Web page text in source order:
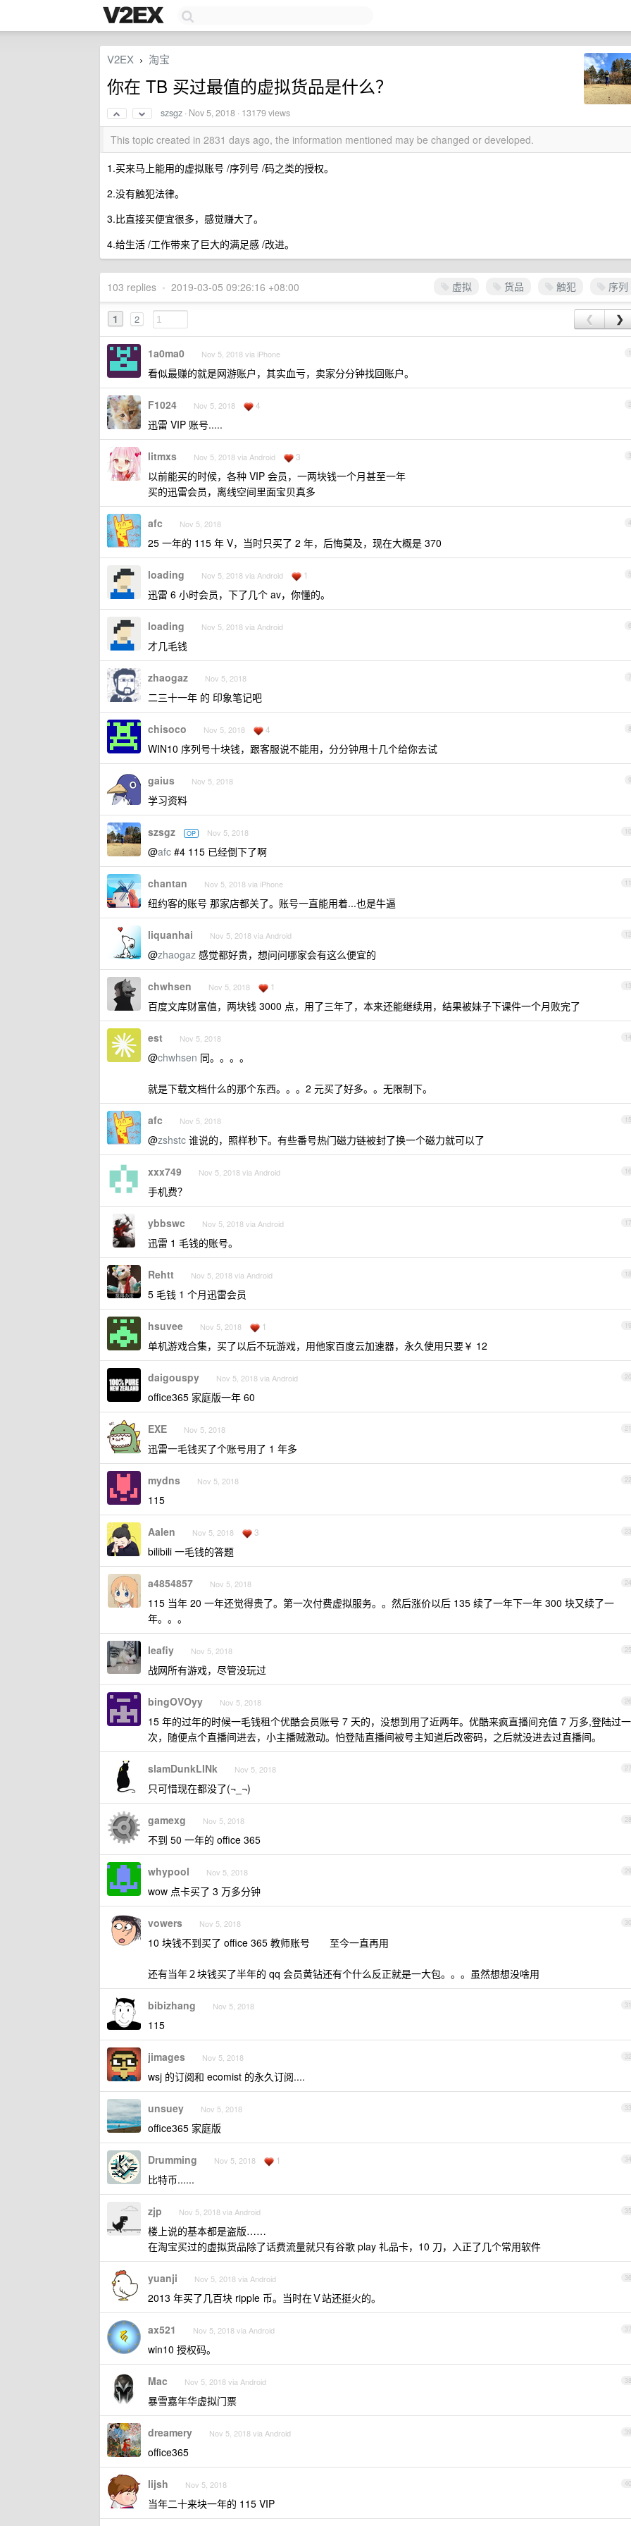
V2EX › 淘宝
你在 TB 买过最值的虚拟货品是什么？
szsgz · Nov 5, 2018 · 13179 views
This topic created in 2831 days ago, the information mentioned may be changed or developed.
1.买来马上能用的虚拟账号 /序列号 /码之类的授权。
2.没有触犯法律。
3.比直接买便宜很多，感觉赚大了。
4.给生活 /工作带来了巨大的满足感 /改进。
虚拟 货品 触犯 序列
103 replies • 2019-03-05 09:26:16 +08:00
1 2 ❮ ❯
1
1a0ma0 Nov 5, 2018 via iPhone
看似最赚的就是网游账户，其实血亏，卖家分分钟找回账户。
2
F1024 Nov 5, 2018 4
迅雷 VIP 账号.....
3
litmxs Nov 5, 2018 via Android 3
以前能买的时候，各种 VIP 会员，一两块钱一个月甚至一年
买的迅雷会员，离线空间里面宝贝真多
4
afc Nov 5, 2018
25 一年的 115 年 V，当时只买了 2 年，后悔莫及，现在大概是 370
5
loading Nov 5, 2018 via Android 1
迅雷 6 小时会员，下了几个 av，你懂的。
6
loading Nov 5, 2018 via Android
才几毛钱
7
zhaogaz Nov 5, 2018
二三十一年 的 印象笔记吧
8
chisoco Nov 5, 2018 4
WIN10 序列号十块钱，跟客服说不能用，分分钟甩十几个给你去试
9
gaius Nov 5, 2018
学习资料
10
szsgz OP Nov 5, 2018
@afc #4 115 已经倒下了啊
11
chantan Nov 5, 2018 via iPhone
纽约客的账号 那家店都关了。账号一直能用着...也是牛逼
12
liquanhai Nov 5, 2018 via Android
@zhaogaz 感觉都好贵，想问问哪家会有这么便宜的
13
chwhsen Nov 5, 2018 1
百度文库财富值，两块钱 3000 点，用了三年了，本来还能继续用，结果被妹子下课件一个月败完了
14
est Nov 5, 2018
@chwhsen 同。。。。
就是下载文档什么的那个东西。。。2 元买了好多。。无限制下。
15
afc Nov 5, 2018
@zshstc 谁说的，照样秒下。有些番号热门磁力链被封了换一个磁力就可以了
16
xxx749 Nov 5, 2018 via Android
手机费？
17
ybbswc Nov 5, 2018 via Android
迅雷 1 毛钱的账号。
18
Rehtt Nov 5, 2018 via Android
5 毛钱 1 个月迅雷会员
19
hsuvee Nov 5, 2018 1
单机游戏合集，买了以后不玩游戏，用他家百度云加速器，永久使用只要￥ 12
20
daigouspy Nov 5, 2018 via Android
office365 家庭版一年 60
21
EXE Nov 5, 2018
迅雷一毛钱买了个账号用了 1 年多
22
mydns Nov 5, 2018
115
23
Aalen Nov 5, 2018 3
bilibili 一毛钱的答题
24
a4854857 Nov 5, 2018
115 当年 20 一年还觉得贵了。第一次付费虚拟服务。。然后涨价以后 135 续了一年下一年 300 块又续了一
年。。。
25
leafiy Nov 5, 2018
战网所有游戏，尽管没玩过
26
bingOVOyy Nov 5, 2018
15 年的过年的时候一毛钱租个优酷会员账号 7 天的，没想到用了近两年。优酷来疯直播间充值 7 万多,登陆过一
次，随便点个直播间进去，小主播贼激动。怕登陆直播间被号主知道后改密码，之后就没进去过直播间。
27
slamDunkLINk Nov 5, 2018
只可惜现在都没了(¬_¬)
28
gamexg Nov 5, 2018
不到 50 一年的 office 365
29
whypool Nov 5, 2018
wow 点卡买了 3 万多分钟
30
vowers Nov 5, 2018
10 块钱不到买了 office 365 教师账号 至今一直再用
还有当年２块钱买了半年的 qq 会员黄钻还有个什么反正就是一大包。。。虽然想想没啥用
31
bibizhang Nov 5, 2018
115
32
jimages Nov 5, 2018
wsj 的订阅和 ecomist 的永久订阅....
33
unsuey Nov 5, 2018
office365 家庭版
34
Drumming Nov 5, 2018 1
比特币......
35
zjp Nov 5, 2018 via Android
楼上说的基本都是盗版……
在淘宝买过的虚拟货品除了话费流量就只有谷歌 play 礼品卡，10 刀，入正了几个常用软件
36
yuanji Nov 5, 2018 via Android
2013 年买了几百块 ripple 币。当时在Ｖ站还挺火的。
37
ax521 Nov 5, 2018 via Android
win10 授权码。
38
Mac Nov 5, 2018 via Android
暴雪嘉年华虚拟门票
39
dreamery Nov 5, 2018 via Android
office365
40
lijsh Nov 5, 2018
当年二十来块一年的 115 VIP